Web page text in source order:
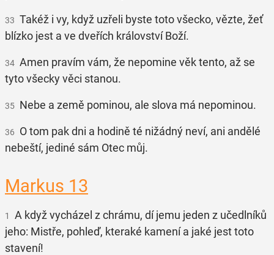
33 Takéž i vy, když uzřeli byste toto všecko, vězte, žeť
blízko jest a ve dveřích království Boží.
34 Amen pravím vám, že nepomine věk tento, až se
tyto všecky věci stanou.
35 Nebe a země pominou, ale slova má nepominou.
36 O tom pak dni a hodině té nižádný neví, ani andělé
nebeští, jediné sám Otec můj.
Markus 13
1
A když vycházel z chrámu, dí jemu jeden z učedlníků
jeho: Mistře, pohleď, kteraké kamení a jaké jest toto
stavení!